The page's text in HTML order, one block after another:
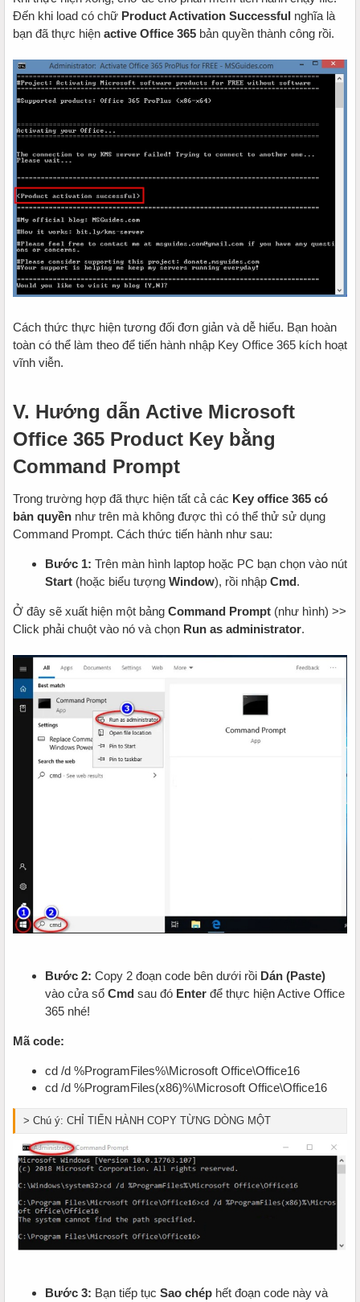
Đến khi load có chữ Product Activation Successful nghĩa là
bạn đã thực hiện active Office 365 bản quyền thành công rồi.
Cách thức thực hiện tương đối đơn giản và dễ hiểu. Bạn hoàn
toàn có thể làm theo để tiến hành nhập Key Office 365 kích hoạt
vĩnh viễn.
V. Hướng dẫn Active Microsoft
Office 365 Product Key bằng
Command Prompt
Trong trường hợp đã thực hiện tất cả các Key office 365 có
bản quyền như trên mà không được thì có thể thử sử dụng
Command Prompt. Cách thức tiến hành như sau:
Bước 1: Trên màn hình laptop hoặc PC bạn chọn vào nút
Start (hoặc biểu tượng Window), rồi nhập Cmd.
Ở đây sẽ xuất hiện một bảng Command Prompt (như hình) >>
Click phải chuột vào nó và chọn Run as administrator.
Bước 2: Copy 2 đoạn code bên dưới rồi Dán (Paste)
vào cửa sổ Cmd sau đó Enter để thực hiện Active Office
365 nhé!
Mã code:
cd /d %ProgramFiles%\Microsoft Office\Office16​
cd /d %ProgramFiles(x86)%\Microsoft Office\Office16​
> Chú ý: CHỈ TIẾN HÀNH COPY TỪNG DÒNG MỘT
Bước 3: Bạn tiếp tục Sao chép hết đoạn code này và